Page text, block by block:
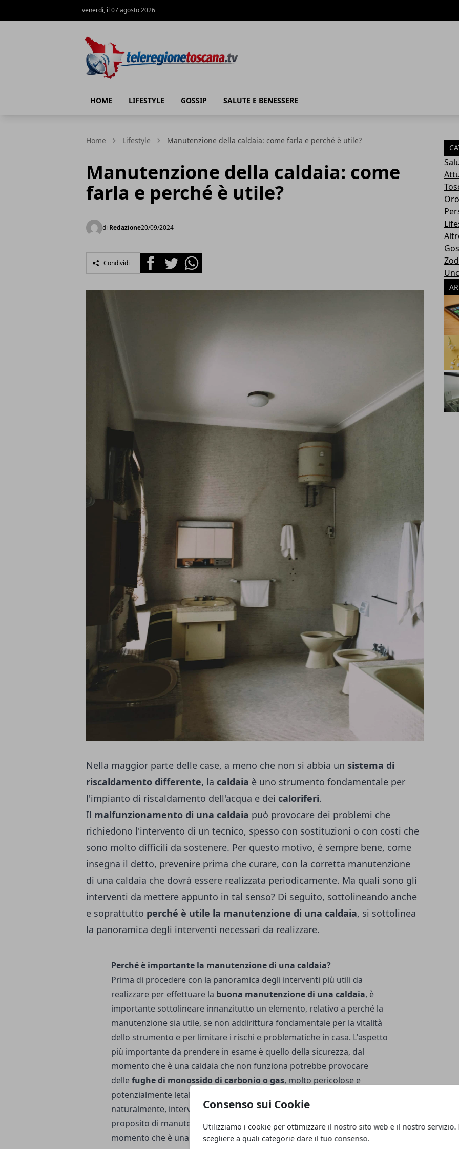
Consenso sui Cookie
Utilizziamo i cookie per ottimizzare il nostro sito web e il nostro servizio.
scegliere a quali categorie dare il tuo consenso.
venerdì, il 07 agosto 2026
HOME LIFESTYLE GOSSIP SALUTE E BENESSERE
Home Lifestyle Manutenzione della caldaia: come farla e perché è utile?
Manutenzione della caldaia: come
farla e perché è utile?
di Redazione20/09/2024
Condividi FacebookTwitterWhatsapp
Nella maggior parte delle case, a meno che non si abbia un sistema di
riscaldamento differente, la caldaia è uno strumento fondamentale per
l'impianto di riscaldamento dell'acqua e dei caloriferi.
Il malfunzionamento di una caldaia può provocare dei problemi che
richiedono l'intervento di un tecnico, spesso con sostituzioni o con costi che
sono molto difficili da sostenere. Per questo motivo, è sempre bene, come
insegna il detto, prevenire prima che curare, con la corretta manutenzione
di una caldaia che dovrà essere realizzata periodicamente. Ma quali sono gli
interventi da mettere appunto in tal senso? Di seguito, sottolineando anche
e soprattutto perché è utile la manutenzione di una caldaia, si sottolinea
la panoramica degli interventi necessari da realizzare.
Perché è importante la manutenzione di una caldaia?
Prima di procedere con la panoramica degli interventi più utili da
realizzare per effettuare la buona manutenzione di una caldaia, è
importante sottolineare innanzitutto un elemento, relativo a perché la
manutenzione sia utile, se non addirittura fondamentale per la vitalità
dello strumento e per limitare i rischi e problematiche in casa. L'aspetto
più importante da prendere in esame è quello della sicurezza, dal
momento che è una caldaia che non funziona potrebbe provocare
dellefughe di monossido di carbonio o gas, molto pericolose e
potenzialmente letali se non ce ne si rende conto per tempo;
naturalmente, intervenire è importante anche e soprattutto per un
proposito di manutenzione energetica e di efficienza in tal senso, dal
momento che è una caldaia funzionantespreca meno energia e riduce i